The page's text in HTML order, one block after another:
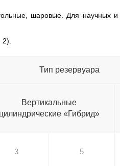
шаровые. Для научных и
Тип резервуара
Вертикальные
цилиндрические «Гибрид»
3 5